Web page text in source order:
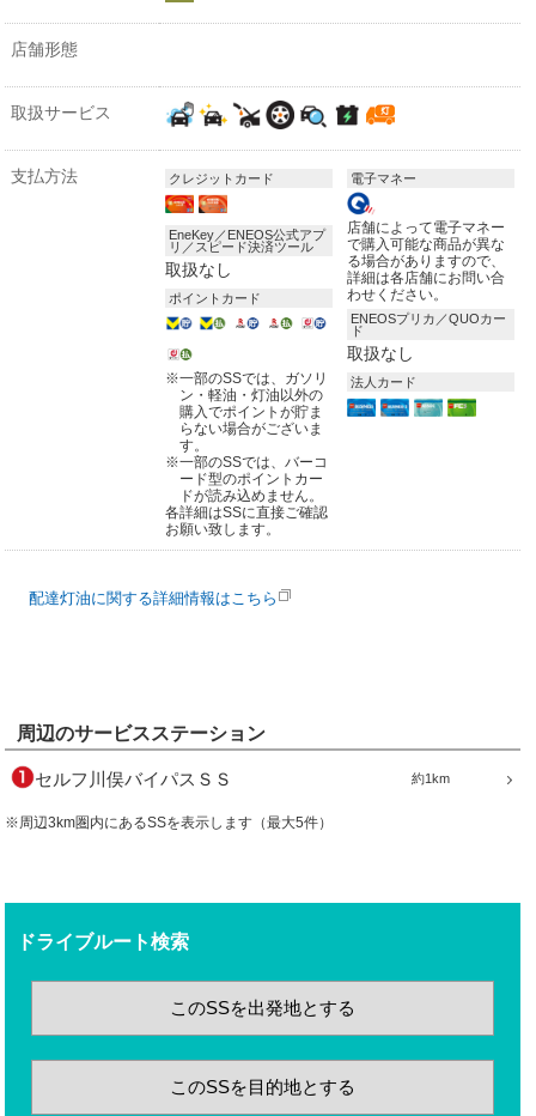
店舗形態
取扱サービス
支払方法 クレジットカード
EneKey／ENEOS公式アプ
リ／スピード決済ツール
取扱なし
ポイントカード
※一部のSSでは、ガソリ
ン・軽油・灯油以外の
購入でポイントが貯ま
らない場合がございま
す。
※一部のSSでは、バーコ
ード型のポイントカー
ドが読み込めません。
各詳細はSSに直接ご確認
お願い致します。
電子マネー
店舗によって電子マネー
で購入可能な商品が異な
る場合がありますので、
詳細は各店舗にお問い合
わせください。
ENEOSプリカ／QUOカー
ド
取扱なし
法人カード
配達灯油に関する詳細情報はこちら
周辺のサービスステーション
約1km
セルフ川俣バイパスＳＳ
※周辺3km圏内にあるSSを表示します（最大5件）
ドライブルート検索
このSSを出発地とする
このSSを目的地とする